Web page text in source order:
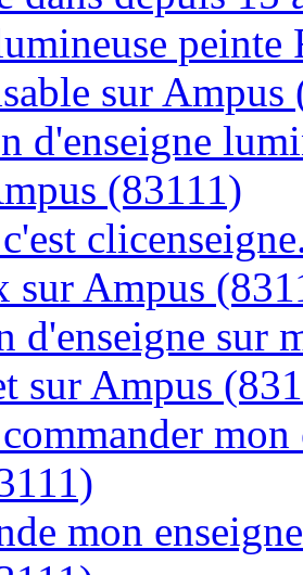
sur Ampus
d'enseigne
(83111)
sur Ampus
d'enseigne sur
sur Ampus
mon